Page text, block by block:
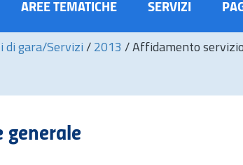
AREE TEMATICHE SERVIZI
di gara/Servizi / 2013 / Affidamento